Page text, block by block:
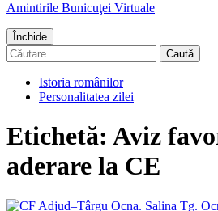
Amintirile Bunicuţei Virtuale
Închide
Caută
după:
Istoria românilor
Personalitatea zilei
Etichetă: Aviz
aderare la CE